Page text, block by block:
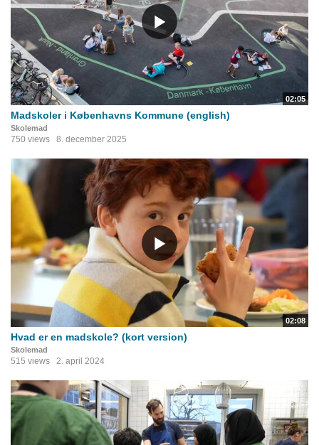
02:05
Madskoler i Københavns Kommune (english)
Skolemad
750 views 8. december 2025
02:08
Hvad er en madskole? (kort version)
Skolemad
515 views 2. april 2024